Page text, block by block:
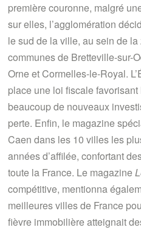
première couronne, malgré
sur elles, l’agglomération
le sud de la ville, au sein de
communes de Bretteville-sur-
Orne et Cormelles-le-Royal.
place une loi fiscale
beaucoup de nouveaux
perte. Enfin, le magazine
Caen dans les 10 villes les
années d’affilée, confortant
toute la France. Le magazine
compétitive, mentionna
meilleures villes de France
fièvre immobilière atteignait